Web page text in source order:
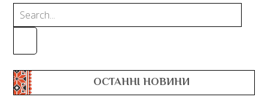
ОСТАННІ НОВИНИ